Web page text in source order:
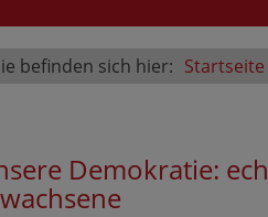
befinden sich hier: Startseite
Demokratie: